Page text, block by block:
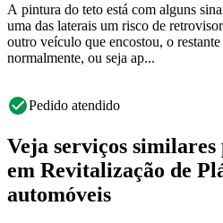
A pintura do teto está com alguns
uma das laterais um risco de
outro veículo que encostou, o
normalmente, ou seja ap...
Pedido atendido
Veja serviços
em Revitalização de
automóveis